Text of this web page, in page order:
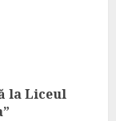
la Liceul